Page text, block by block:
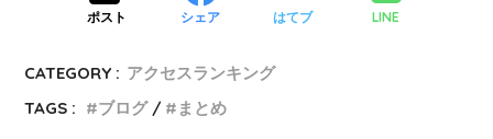
ポスト シェア はてブ LINE
CATEGORY : アクセスランキング
TAGS :
ブログ まとめ